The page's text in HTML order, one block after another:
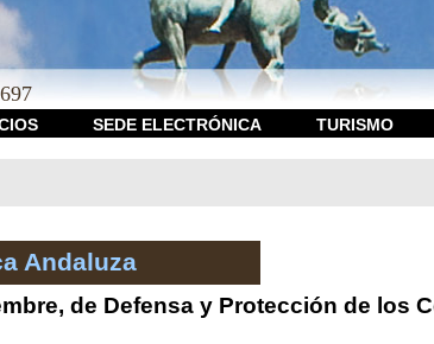
SEDE ELECTRÓNICA TURISMO
Andaluza
de Defensa y Protección de los